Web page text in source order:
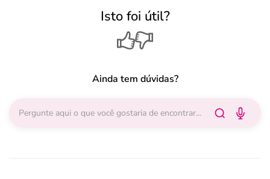
Isto foi útil?
Ainda tem dúvidas?